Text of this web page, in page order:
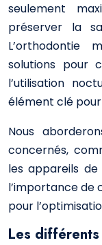
seulement
préserver la
L’orthodontie
solutions pour
l’utilisation
élément clé
Nous
concernés,
les appareils
l’importance de
pour
Les